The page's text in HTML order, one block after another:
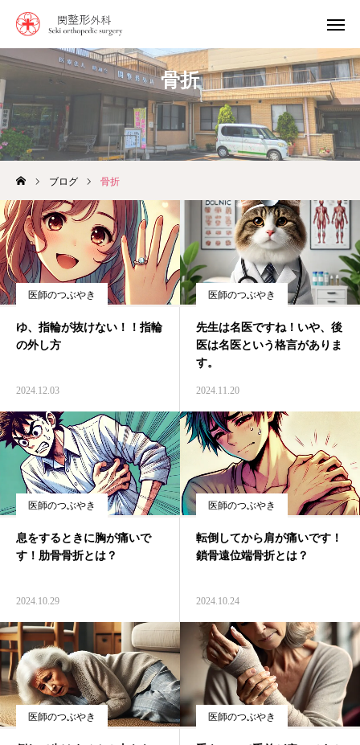
骨折
ブログ 骨折
医師のつぶやき
ゆ、指輪が抜けない！！指輪
の外し方
2024.12.03
医師のつぶやき
先生は名医ですね！いや、後
医は名医という格言がありま
す。
2024.11.20
医師のつぶやき
息をするときに胸が痛いで
す！肋骨骨折とは？
2024.10.29
医師のつぶやき
転倒してから肩が痛いです！
鎖骨遠位端骨折とは？
2024.10.24
医師のつぶやき 医師のつぶやき
0968-64-0237 診療時間
診療案内 アクセス
おしらせ
当院の特徴
おしらせ
診療時間
アクセス
お悩み別相談案内
医師のつぶやき